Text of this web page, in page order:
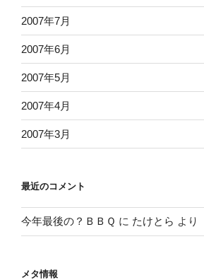
2007年7月
2007年6月
2007年5月
2007年4月
2007年3月
最近のコメント
今年最後の？ＢＢＱ に たけとら より
メタ情報